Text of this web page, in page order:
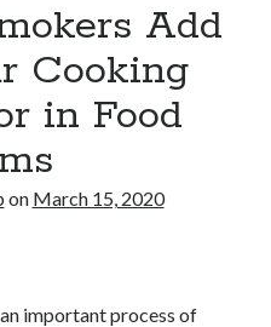
Add
Cooking
in Food
on March 15, 2020
important process of